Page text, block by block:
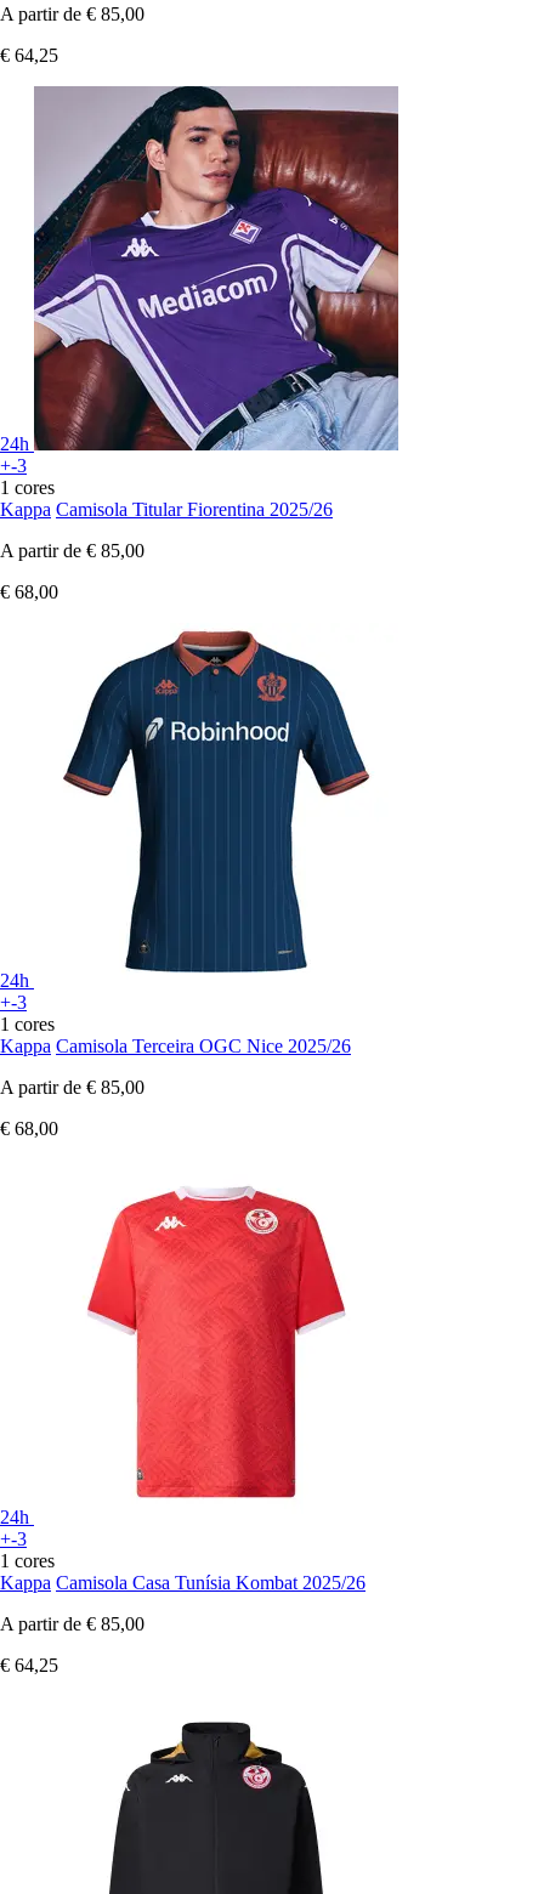
A partir de € 85,00
€ 64,25
24h
+-3
1 cores
Kappa Camisola Titular Fiorentina 2025/26
A partir de € 85,00
€ 68,00
24h
+-3
1 cores
Kappa Camisola Terceira OGC Nice 2025/26
A partir de € 85,00
€ 68,00
24h
+-3
1 cores
Kappa Camisola Casa Tunísia Kombat 2025/26
A partir de € 85,00
€ 64,25